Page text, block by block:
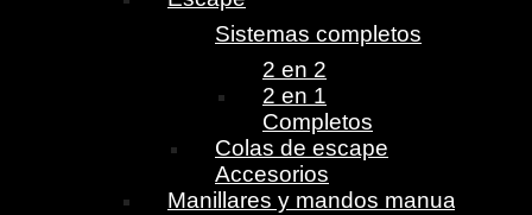
Sistemas completos
2 en 2
2 en 1
Completos
Colas de escape
Accesorios
Manillares y mandos manuales